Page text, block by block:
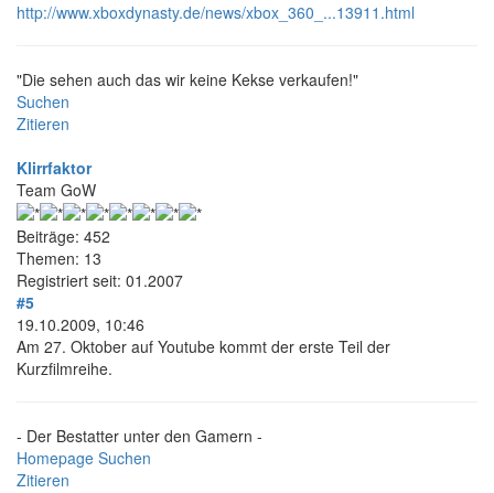
http://www.xboxdynasty.de/news/xbox_360_...13911.html
"Die sehen auch das wir keine Kekse verkaufen!"
Suchen
Zitieren
Klirrfaktor
Team GoW
Beiträge: 452
Themen: 13
Registriert seit: 01.2007
#5
19.10.2009, 10:46
Am 27. Oktober auf Youtube kommt der erste Teil der
Kurzfilmreihe.
- Der Bestatter unter den Gamern -
Homepage Suchen
Zitieren